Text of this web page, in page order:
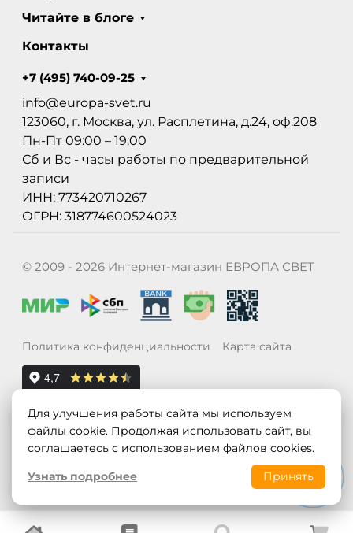
Читайте в блоге
Контакты
+7 (495) 740-09-25
info@europa-svet.ru
123060, г. Москва, ул. Расплетина, д.24, оф.208
Пн-Пт 09:00 – 19:00
Сб и Вс - часы работы по предварительной
записи
ИНН: 773420710267
ОГРН: 318774600524023
© 2009 - 2026 Интернет-магазин ЕВРОПА СВЕТ
Политика конфиденциальности Карта сайта
Для улучшения работы сайта мы используем
файлы cookie. Продолжая использовать сайт, вы
соглашаетесь с использованием файлов cookies.
Узнать подробнее
Принять